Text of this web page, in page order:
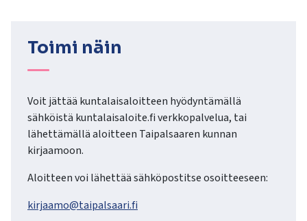
Toimi näin
Voit jättää kuntalaisaloitteen hyödyntämällä
sähköistä kuntalaisaloite.fi verkkopalvelua, tai
lähettämällä aloitteen Taipalsaaren kunnan
kirjaamoon.
Aloitteen voi lähettää sähköpostitse osoitteeseen:
kirjaamo@taipalsaari.fi